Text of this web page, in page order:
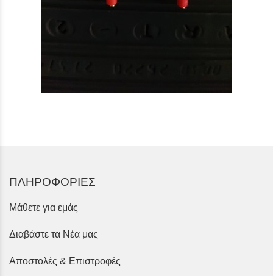
ΠΛΗΡΟΦΟΡΙΕΣ
Μάθετε για εμάς
Διαβάστε τα Νέα μας
Αποστολές & Επιστροφές